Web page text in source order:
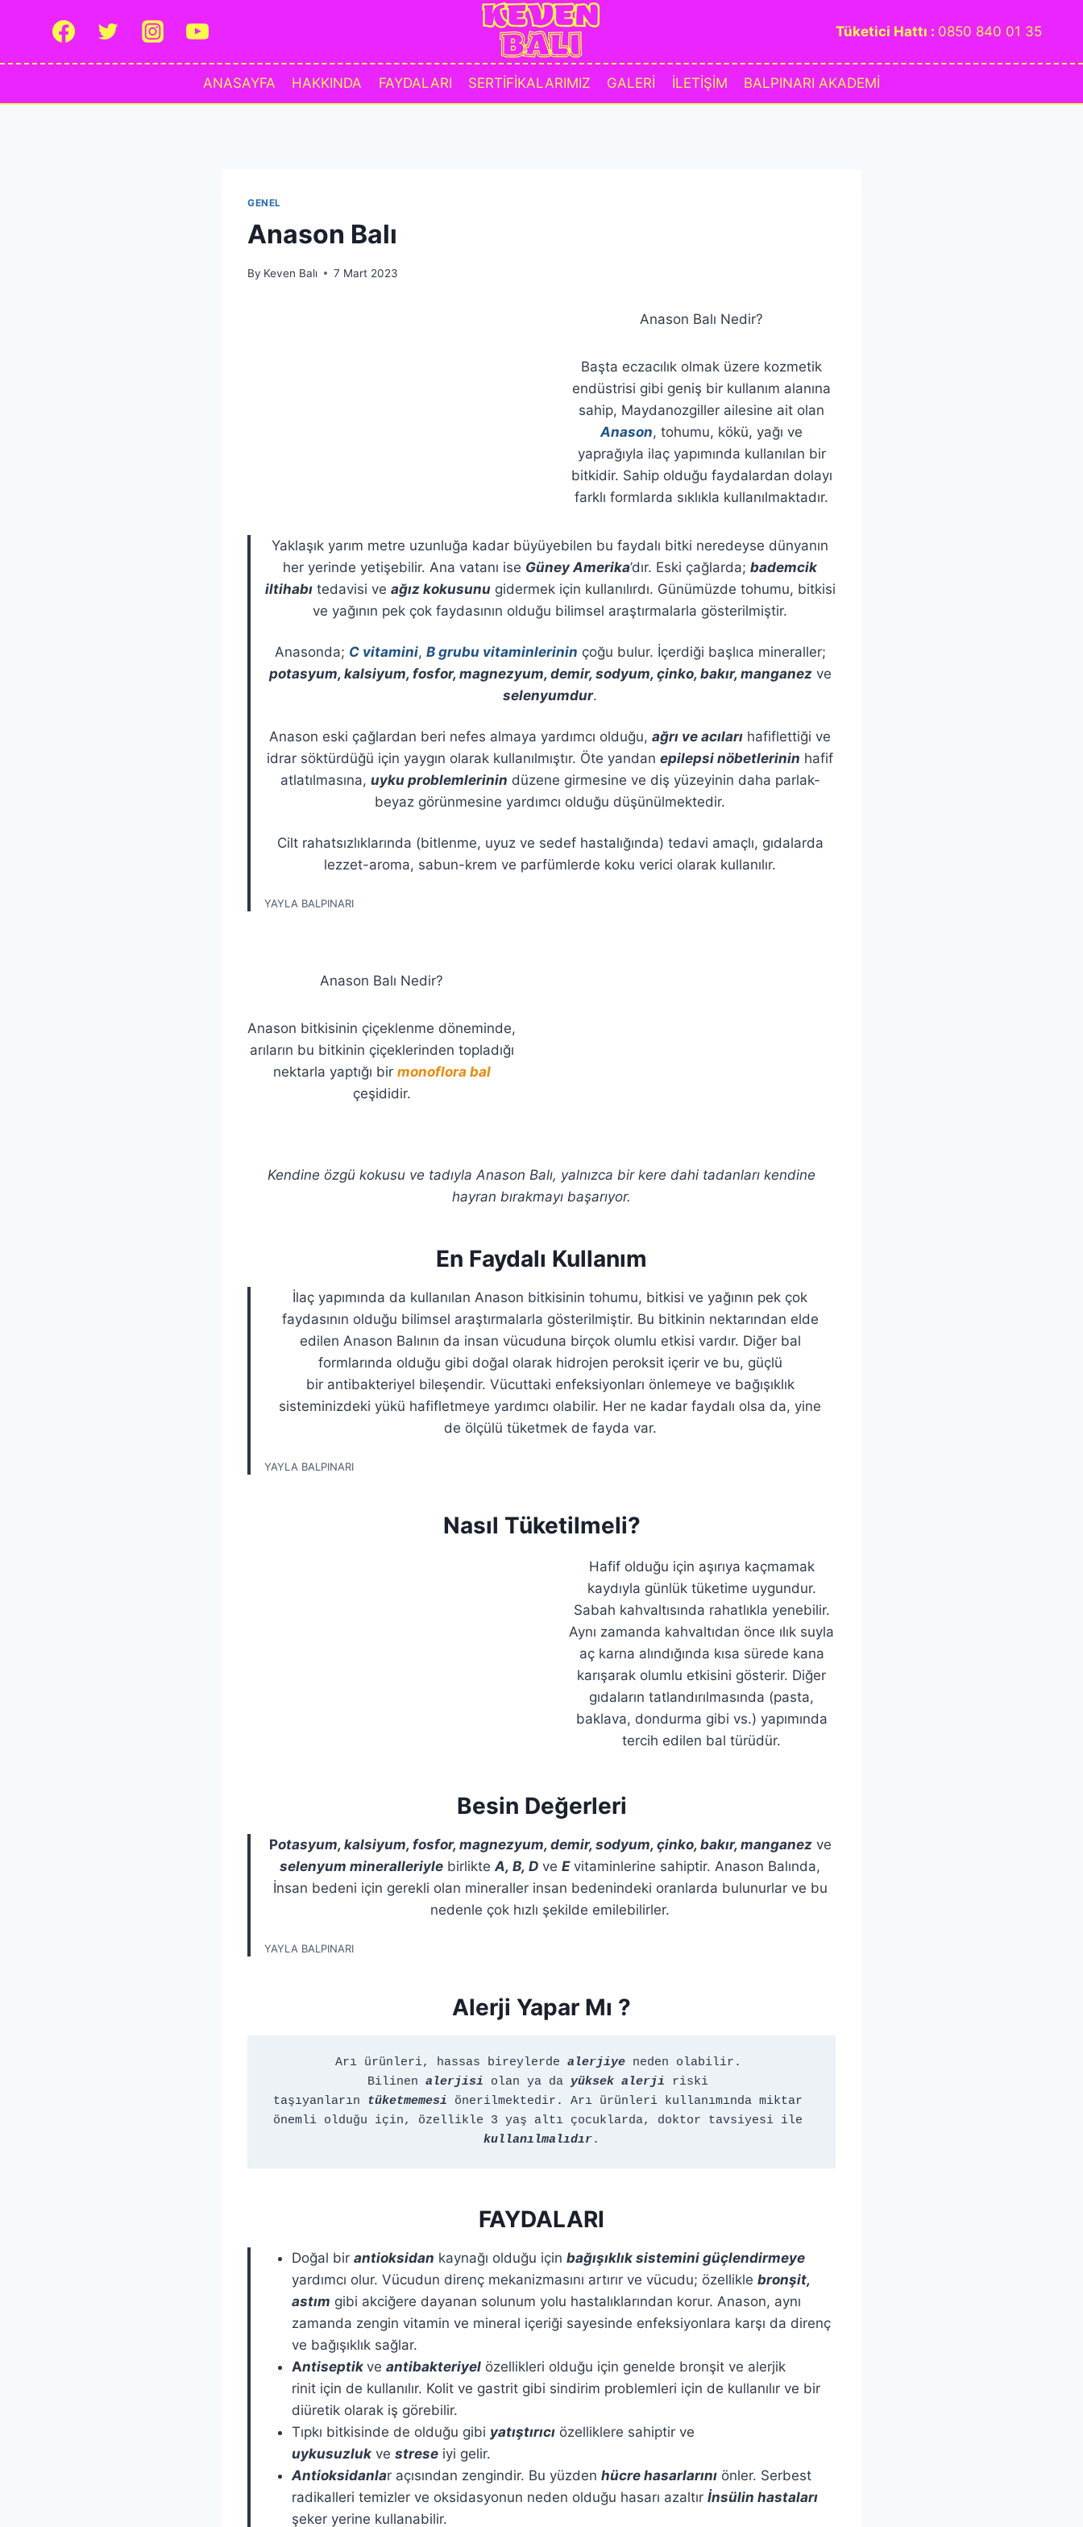
Tüketici Hattı : 0850 840 01 35
ANASAYFA HAKKINDA FAYDALARI SERTİFİKALARIMIZ GALERİ İLETİŞİM BALPINARI AKADEMİ
GENEL
Anason Balı
By Keven Balı 7 Mart 2023
Anason Balı Nedir?
Başta eczacılık olmak üzere kozmetik
endüstrisi gibi geniş bir kullanım alanına
sahip, Maydanozgiller ailesine ait olan
Anason, tohumu, kökü, yağı ve
yaprağıyla ilaç yapımında kullanılan bir
bitkidir. Sahip olduğu faydalardan dolayı
farklı formlarda sıklıkla kullanılmaktadır.
Yaklaşık yarım metre uzunluğa kadar büyüyebilen bu faydalı bitki neredeyse dünyanın
her yerinde yetişebilir. Ana vatanı ise Güney Amerika’dır. Eski çağlarda; bademcik
iltihabıtedavisi ve ağız kokusunugidermek için kullanılırdı. Günümüzde tohumu, bitkisi
ve yağının pek çok faydasının olduğu bilimsel araştırmalarla gösterilmiştir.
Anasonda; C vitamini, B grubu vitaminlerinin çoğu bulur. İçerdiği başlıca mineraller;
potasyum, kalsiyum, fosfor, magnezyum, demir, sodyum, çinko, bakır, manganezve
selenyumdur.
Anason eski çağlardan beri nefes almaya yardımcı olduğu, ağrı ve acıları hafiflettiği ve
idrar söktürdüğü için yaygın olarak kullanılmıştır. Öte yandan epilepsi nöbetlerinin hafif
atlatılmasına, uyku problemlerinin düzene girmesine ve diş yüzeyinin daha parlak-
beyaz görünmesine yardımcı olduğu düşünülmektedir.
Cilt rahatsızlıklarında (bitlenme, uyuz ve sedef hastalığında) tedavi amaçlı, gıdalarda
lezzet-aroma, sabun-krem ve parfümlerde koku verici olarak kullanılır.
YAYLA BALPINARI
Anason Balı Nedir?
Anason bitkisinin çiçeklenme döneminde,
arıların bu bitkinin çiçeklerinden topladığı
nektarla yaptığı bir monoflora bal
çeşididir.
Kendine özgü kokusu ve tadıyla Anason Balı, yalnızca bir kere dahi tadanları kendine
hayran bırakmayı başarıyor.
En Faydalı Kullanım
İlaç yapımında da kullanılan Anason bitkisinin tohumu, bitkisi ve yağının pek çok
faydasının olduğu bilimsel araştırmalarla gösterilmiştir. Bu bitkinin nektarından elde
edilen Anason Balının da insan vücuduna birçok olumlu etkisi vardır. Diğer bal
formlarında olduğu gibi doğal olarak hidrojen peroksit içerir ve bu, güçlü
bir antibakteriyel bileşendir. Vücuttaki enfeksiyonları önlemeye ve bağışıklık
sisteminizdeki yükü hafifletmeye yardımcı olabilir. Her ne kadar faydalı olsa da, yine
de ölçülü tüketmek de fayda var.
YAYLA BALPINARI
Nasıl Tüketilmeli?
Hafif olduğu için aşırıya kaçmamak
kaydıyla günlük tüketime uygundur.
Sabah kahvaltısında rahatlıkla yenebilir.
Aynı zamanda kahvaltıdan önce ılık suyla
aç karna alındığında kısa sürede kana
karışarak olumlu etkisini gösterir. Diğer
gıdaların tatlandırılmasında (pasta,
baklava, dondurma gibi vs.) yapımında
tercih edilen bal türüdür.
Besin Değerleri
Potasyum, kalsiyum, fosfor, magnezyum, demir, sodyum, çinko, bakır, manganezve
selenyum mineralleriyle birlikte A, B, D ve Evitaminlerine sahiptir. Anason Balında,
İnsan bedeni için gerekli olan mineraller insan bedenindeki oranlarda bulunurlar ve bu
nedenle çok hızlı şekilde emilebilirler.
YAYLA BALPINARI
Alerji Yapar Mı ?
Arı ürünleri, hassas bireylerde alerjiye neden olabilir.
Bilinen alerjisi olan ya da yüksek alerji riski
taşıyanların tüketmemesi önerilmektedir. Arı ürünleri kullanımında miktar
kullanılmalıdır.
FAYDALARI
Doğal bir antioksidan kaynağı olduğu için bağışıklık sistemini güçlendirmeye
yardımcı olur. Vücudun direnç mekanizmasını artırır ve vücudu; özellikle bronşit,
astım gibi akciğere dayanan solunum yolu hastalıklarından korur. Anason, aynı
zamanda zengin vitamin ve mineral içeriği sayesinde enfeksiyonlara karşı da direnç
ve bağışıklık sağlar.
Antiseptik ve antibakteriyel özellikleri olduğu için genelde bronşit ve alerjik
rinit için de kullanılır. Kolit ve gastrit gibi sindirim problemleri için de kullanılır ve bir
diüretik olarak iş görebilir.
Tıpkı bitkisinde de olduğu gibi yatıştırıcı özelliklere sahiptir ve
uykusuzluk ve strese iyi gelir.
Antioksidanlar açısından zengindir. Bu yüzden hücre hasarlarını önler. Serbest
radikalleri temizler ve oksidasyonun neden olduğu hasarı azaltır İnsülin hastaları
şeker yerine kullanabilir.